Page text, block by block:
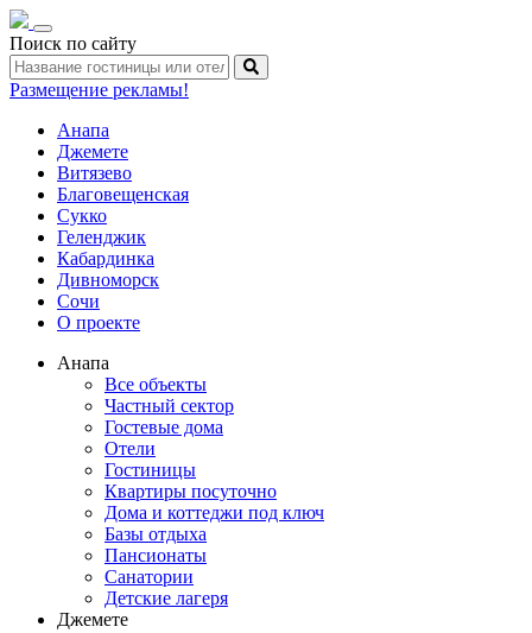
Toggle
navigation
Поиск по сайту
Размещение рекламы!
Анапа
Джемете
Витязево
Благовещенская
Сукко
Геленджик
Кабардинка
Дивноморск
Сочи
О проекте
Анапа
Все объекты
Частный сектор
Гостевые дома
Отели
Гостиницы
Квартиры посуточно
Дома и коттеджи под ключ
Базы отдыха
Пансионаты
Санатории
Детские лагеря
Джемете